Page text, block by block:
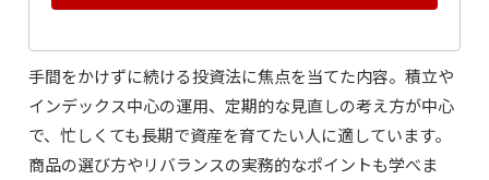
手間をかけずに続ける投資法に焦点を当てた内容。積立や
インデックス中心の運用、定期的な見直しの考え方が中心
で、忙しくても長期で資産を育てたい人に適しています。
商品の選び方やリバランスの実務的なポイントも学べま